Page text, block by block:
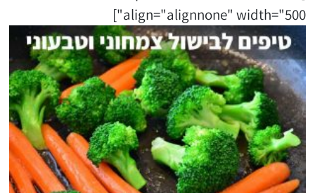
align="alignnone" width="500"]